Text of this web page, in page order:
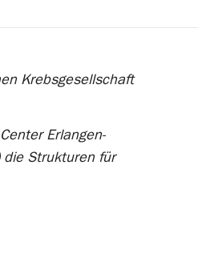
Krebsgesellschaft
Erlangen-
die Strukturen für